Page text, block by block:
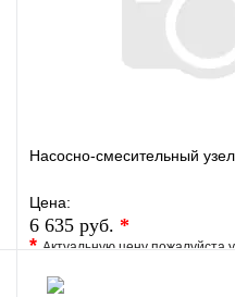
Насосно-смесительный
Цена:
6 635 руб. *
*Актуальную цену пожалуйста
В избранное